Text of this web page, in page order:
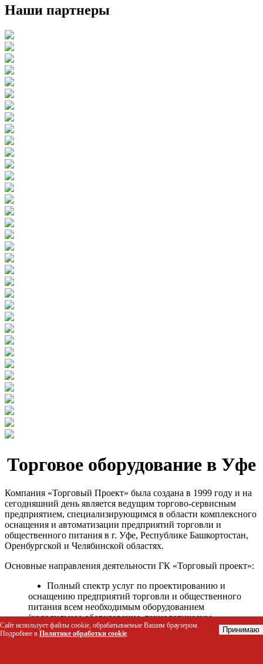
Наши партнеры
Торговое оборудование в Уфе
Компания «Торговый Проект» была создана в 1999 году и на
сегодняшний день является ведущим торгово-сервисным
предприятием, специализирующимся в области комплексного
оснащения и автоматизации предприятий торговли и
общественного питания в г. Уфе, Республике Башкортостан,
Оренбургской и Челябинской областях.
Основные направления деятельности ГК «Торговый проект»:
Полный спектр услуг по проектированию и
оснащению предприятий торговли и общественного
питания всем необходимым оборудованием
(холодильное оборудование, технологическое
оборудование, стеллажное оборудование и т.д.);
Автоматизация торговых процессов и внедрения
Сайт использует файлы cookie, обрабатываемые Вашим браузером.
Подробнее в Политике обработки cookie. Принимаю